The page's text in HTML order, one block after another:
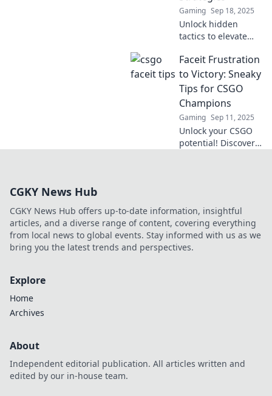
Gaming Sep 18, 2025
Unlock hidden
tactics to elevate
game! Discover
surprising
strategies that will
give you the edge
you need to win!
Faceit Frustration
to Victory: Sneaky
Tips for CSGO
Champions
Gaming Sep 11, 2025
Unlock your CSGO
potential! Discover
champion!
CGKY News Hub
CGKY News Hub offers up-to-date information, insightful
articles, and a diverse range of content, covering everything
from local news to global events. Stay informed with us as we
bring you the latest trends and perspectives.
Explore
Home
Archives
About
Independent editorial publication. All articles written and
edited by our in-house team.